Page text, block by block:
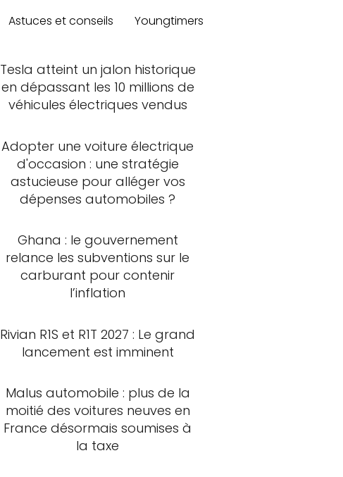
Astuces et conseils Youngtimers
Tesla atteint un jalon historique
en dépassant les 10 millions de
véhicules électriques vendus
Adopter une voiture électrique
d'occasion : une stratégie
astucieuse pour alléger vos
dépenses automobiles ?
Ghana : le gouvernement
relance les subventions sur le
carburant pour contenir
l’inflation
Rivian R1S et R1T 2027 : Le grand
lancement est imminent
Malus automobile : plus de la
moitié des voitures neuves en
France désormais soumises à
la taxe